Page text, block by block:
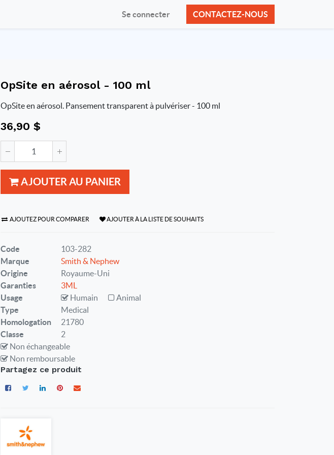
Se connecter CONTACTEZ-NOUS
OpSite en aérosol - 100 ml
OpSite en aérosol. Pansement transparent à pulvériser - 100 ml
36,90 $
AJOUTER AU PANIER
AJOUTEZ POUR COMPARER AJOUTER À LA LISTE DE SOUHAITS
Code
103-282
Marque
Smith & Nephew
Origine
Royaume-Uni
Garanties
3ML
Usage
Humain
Animal
Type
Medical
Homologation
21780
Classe
2
Non échangeable
Non remboursable
Partagez ce produit